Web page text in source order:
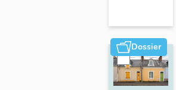
Dossier